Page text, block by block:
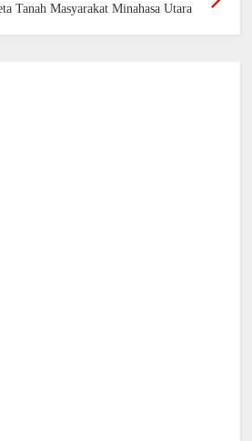
Tanah Masyarakat Minahasa Utara